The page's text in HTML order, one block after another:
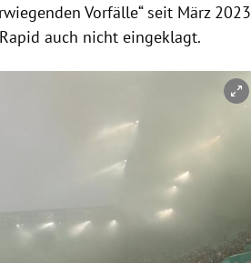
Vorfälle“ seit März 2023
auch nicht eingeklagt.